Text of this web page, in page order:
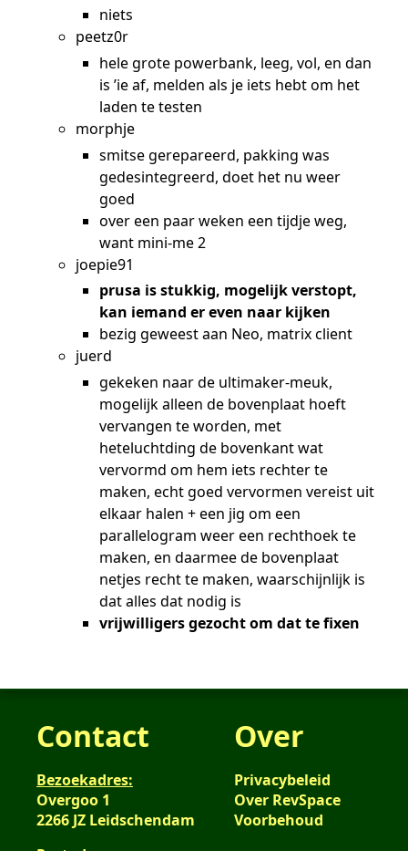
niets
peetz0r
hele grote powerbank, leeg, vol, en dan
is ’ie af, melden als je iets hebt om het
laden te testen
morphje
smitse gerepareerd, pakking was
gedesintegreerd, doet het nu weer
goed
over een paar weken een tijdje weg,
want mini-me 2
joepie91
prusa is stukkig, mogelijk verstopt,
kan iemand er even naar kijken
bezig geweest aan Neo, matrix client
juerd
gekeken naar de ultimaker-meuk,
mogelijk alleen de bovenplaat hoeft
vervangen te worden, met
heteluchtding de bovenkant wat
vervormd om hem iets rechter te
maken, echt goed vervormen vereist uit
elkaar halen + een jig om een
parallelogram weer een rechthoek te
maken, en daarmee de bovenplaat
netjes recht te maken, waarschijnlijk is
dat alles dat nodig is
vrijwilligers gezocht om dat te fixen
Contact
Bezoekadres:
Overgoo 1
2266 JZ Leidschendam
Over
Privacybeleid
Over RevSpace
Voorbehoud